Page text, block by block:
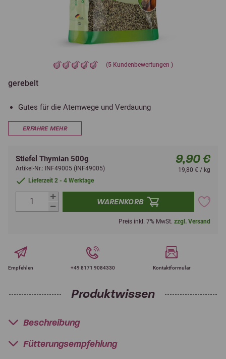
(5 Kundenbewertungen )
gerebelt
Gutes für die Atemwege und Verdauung
ERFAHRE MEHR
Stiefel Thymian 500g
Artikel-Nr.: INF49005 (INF49005)
Lieferzeit 2 - 4 Werktage
9,90 €
19,80 € / kg
WARENKORB
Preis inkl. 7% MwSt. zzgl. Versand
Empfehlen +49 8171 9084330 Kontaktformular
Produktwissen
Beschreibung
Fütterungsempfehlung